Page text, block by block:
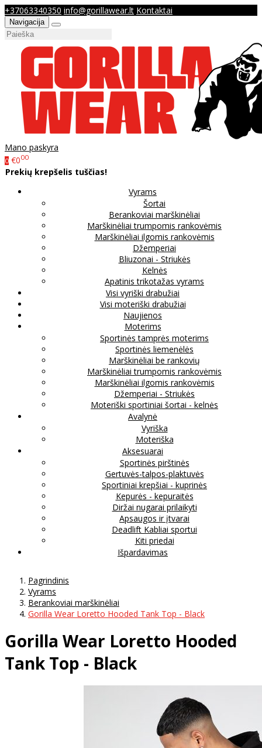
+37063340350 info@gorillawear.lt Kontaktai
Navigacija
Mano paskyra
0 €000
Prekių krepšelis tuščias!
Vyrams
Šortai
Berankoviai marškinėliai
Marškinėliai trumpomis rankovėmis
Marškinėliai ilgomis rankovėmis
Džemperiai
Bliuzonai - Striukės
Kelnės
Apatinis trikotažas vyrams
Visi vyriški drabužiai
Visi moteriški drabužiai
Naujienos
Moterims
Sportinės tamprės moterims
Sportinės liemenėlės
Marškinėliai be rankovių
Marškinėliai trumpomis rankovėmis
Marškinėliai ilgomis rankovėmis
Džemperiai - Striukės
Moteriški sportiniai šortai - kelnės
Avalynė
Vyriška
Moteriška
Aksesuarai
Sportinės pirštinės
Gertuvės-talpos-plaktuvės
Sportiniai krepšiai - kuprinės
Kepurės - kepuraitės
Diržai nugarai prilaikyti
Apsaugos ir įtvarai
Deadlift Kabliai sportui
Kiti priedai
Išpardavimas
Pagrindinis
Vyrams
Berankoviai marškinėliai
Gorilla Wear Loretto Hooded Tank Top - Black
Gorilla Wear Loretto Hooded
Tank Top - Black